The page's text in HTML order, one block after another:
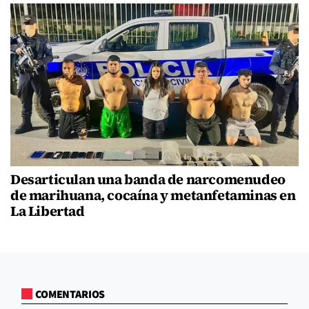
Desarticulan una banda de narcomenudeo
de marihuana, cocaína y metanfetaminas en
La Libertad
COMENTARIOS